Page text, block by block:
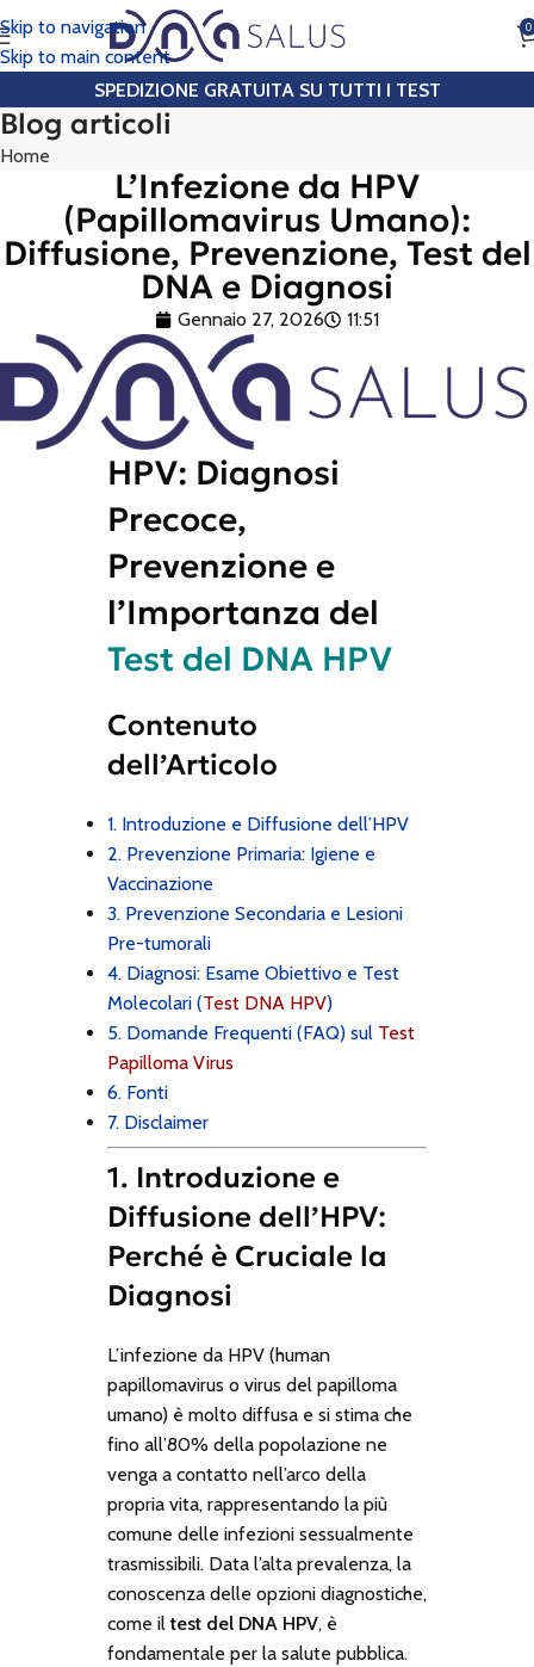
Skip to navigation
Skip to main content
0
SPEDIZIONE GRATUITA SU TUTTI I TEST
Blog articoli
Home
L’Infezione da HPV
(Papillomavirus Umano):
Diffusione, Prevenzione, Test del
DNA e Diagnosi
Gennaio 27, 2026 11:51
HPV: Diagnosi
Precoce,
Prevenzione e
l’Importanza del
Test del DNA HPV
Contenuto
dell’Articolo
1. Introduzione e Diffusione dell’HPV
2. Prevenzione Primaria: Igiene e
Vaccinazione
3. Prevenzione Secondaria e Lesioni
Pre-tumorali
4. Diagnosi: Esame Obiettivo e Test
Molecolari (Test DNA HPV)
5. Domande Frequenti (FAQ) sul Test
Papilloma Virus
6. Fonti
7. Disclaimer
1. Introduzione e
Diffusione dell’HPV:
Perché è Cruciale la
Diagnosi
L’infezione da HPV (human
papillomavirus o virus del papilloma
umano) è molto diffusa e si stima che
fino all’80% della popolazione ne
venga a contatto nell’arco della
propria vita, rappresentando la più
comune delle infezioni sessualmente
trasmissibili. Data l’alta prevalenza, la
conoscenza delle opzioni diagnostiche,
come iltest del DNA HPV, è
fondamentale per la salute pubblica.